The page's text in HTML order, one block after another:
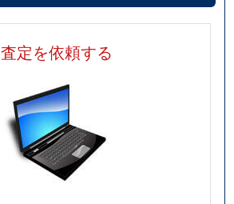
査定を依頼する